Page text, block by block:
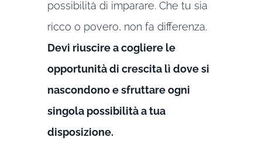
possibilità di imparare. Che tu sia
ricco o povero, non fa differenza.
Devi riuscire a cogliere le
opportunità di crescita lì dove si
nascondono e sfruttare ogni
singola possibilità a tua
disposizione.